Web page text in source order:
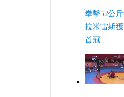
拳擊52公斤
拉米雷斯獲
首冠